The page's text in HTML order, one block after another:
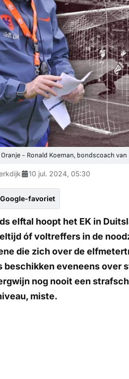
- Ronald Koeman, bondscoach
10 jul. 2024, 05:30
Google-favoriet
elftal hoopt het EK in
óf voltreffers in de
die zich over de
beschikken eveneens over
nog nooit een
miste.